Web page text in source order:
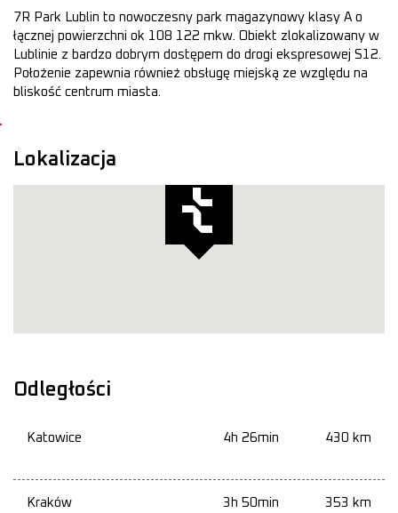
7R Park Lublin to nowoczesny park magazynowy klasy A o
łącznej powierzchni ok 108 122 mkw. Obiekt zlokalizowany w
Lublinie z bardzo dobrym dostępem do drogi ekspresowej S12.
Położenie zapewnia również obsługę miejską ze względu na
bliskość centrum miasta.
Lokalizacja
Odległości
Katowice 4h 26min 430 km
Kraków 3h 50min 353 km